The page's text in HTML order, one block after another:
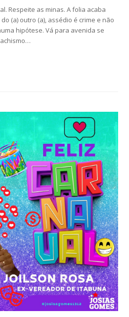
Respeite as minas. A folia acaba
(a) outro (a), assédio é crime e não
hipótese. Vá para avenida se